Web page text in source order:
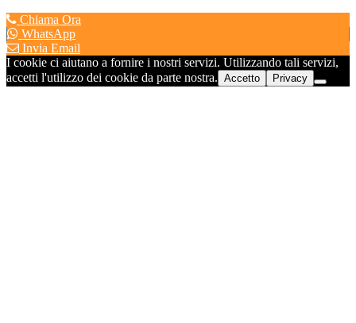
Chiama Ora
WhatsApp
Invia Email
I cookie ci aiutano a fornire i nostri servizi. Utilizzando tali servizi,
accetti l'utilizzo dei cookie da parte nostra. Accetto Privacy